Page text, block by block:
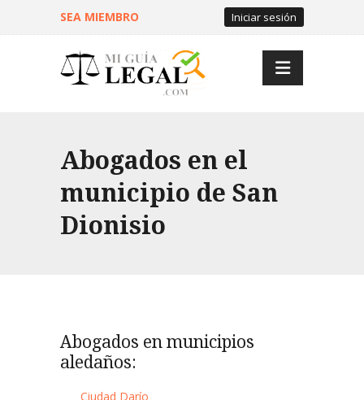
SEA MIEMBRO Iniciar sesión
Abogados en el
municipio de San
Dionisio
Abogados en municipios
aledaños:
Ciudad Darío